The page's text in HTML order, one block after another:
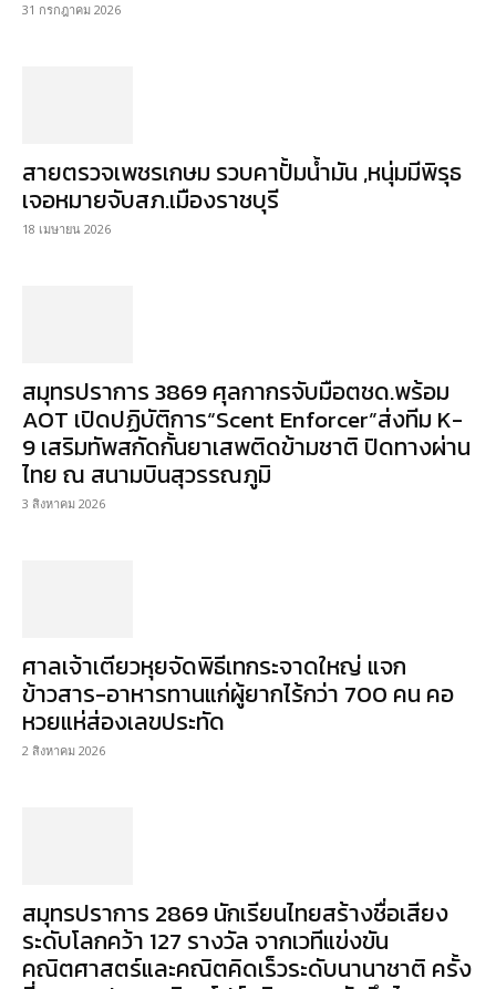
31 กรกฎาคม 2026
สายตรวจเพชรเกษม รวบคาปั้มน้ำมัน ,หนุ่มมีพิรุธ
เจอหมายจับสภ.เมืองราชบุรี
18 เมษายน 2026
สมุทรปราการ 3869 ศุลกากรจับมือตชด.พร้อม
AOT เปิดปฏิบัติการ“Scent Enforcer”ส่งทีม K-
9 เสริมทัพสกัดกั้นยาเสพติดข้ามชาติ ปิดทางผ่าน
ไทย ณ สนามบินสุวรรณภูมิ
3 สิงหาคม 2026
ศาลเจ้าเตียวหุยจัดพิธีเทกระจาดใหญ่ แจก
ข้าวสาร-อาหารทานแก่ผู้ยากไร้กว่า 700 คน คอ
หวยแห่ส่องเลขประทัด
2 สิงหาคม 2026
สมุทรปราการ 2869 นักเรียนไทยสร้างชื่อเสียง
ระดับโลกคว้า 127 รางวัล จากเวทีแข่งขัน
คณิตศาสตร์และคณิตคิดเร็วระดับนานาชาติ ครั้ง